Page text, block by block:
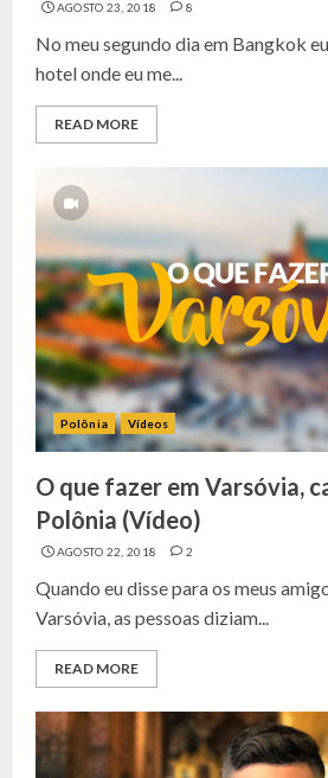
AGOSTO 23, 2018 8
No meu segundo dia em Bangkok
hotel onde eu me...
READ MORE
Polônia Vídeos
O que fazer em Varsóvia,
Polônia (Vídeo)
AGOSTO 22, 2018 2
Quando eu disse para os meus
Varsóvia, as pessoas diziam...
READ MORE